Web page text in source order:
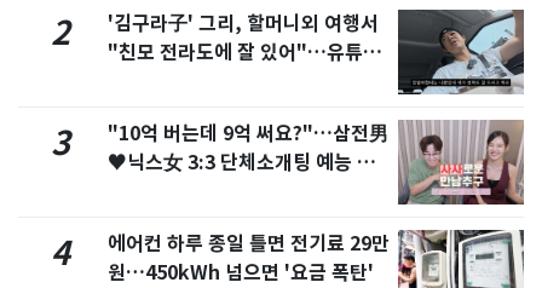
2
'김구라子' 그리, 할머니외 여행서
"친모 전라도에 잘 있어"…유튜브
3
"10억 버는데 9억 써요?"…삼전男
♥닉스女 3:3 단체소개팅 예능 화
4
에어컨 하루 종일 틀면 전기료 29만
원…450kWh 넘으면 '요금 폭탄'